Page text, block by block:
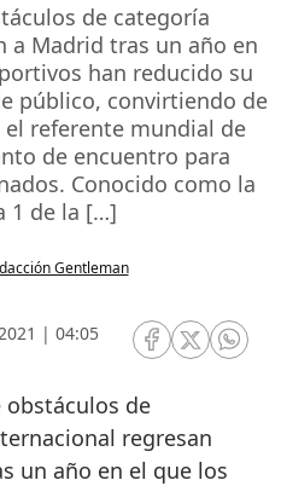
de categoría
a Madrid tras un año en
han reducido su
público, convirtiendo de
referente mundial de
de encuentro para
Conocido como la
1 de la […]
Gentleman
| 04:05
RRSS Facebook
RRSSRRSS
regresan
un año en el que los